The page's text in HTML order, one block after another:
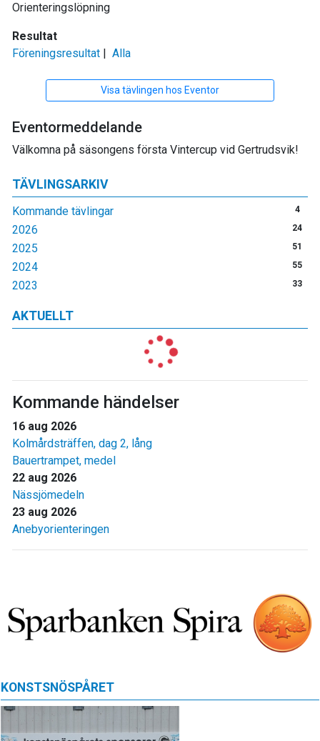
TÄVLINGSARKIV
Kommande tävlingar 4
2026 24
2025 51
2024 55
2023 33
AKTUELLT
Kommande händelser
16 aug 2026
Kolmårdsträffen, dag 2, lång
Bauertrampet, medel
22 aug 2026
Nässjömedeln
23 aug 2026
Anebyorienteringen
Orienteringslöpning
Resultat
Föreningsresultat
Alla
Visa tävlingen hos Eventor
Eventormeddelande
Välkomna på säsongens första Vintercup vid Gertrudsvik!
KONSTSNÖSPÅRET